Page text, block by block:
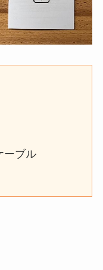
ーブル